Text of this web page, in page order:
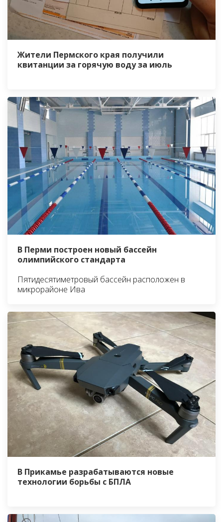
Жители Пермского края получили
квитанции за горячую воду за июль
В Перми построен новый бассейн
олимпийского стандарта
Пятидесятиметровый бассейн расположен в
микрорайоне Ива
В Прикамье разрабатываются новые
технологии борьбы с БПЛА